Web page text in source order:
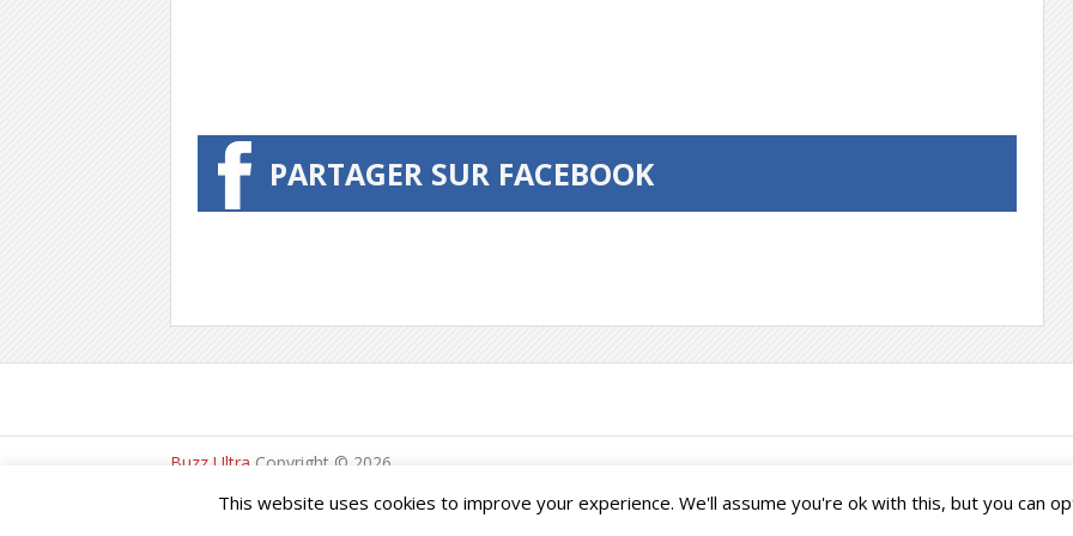
PARTAGER SUR FACEBOOK
Buzz Ultra Copyright © 2026.
This website uses cookies to improve your experience. We'll assume you're ok with this, but you can
Français English ( Anglais)